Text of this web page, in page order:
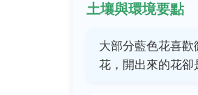
土壤與環境要點
大部分藍色花喜
花，開出來的花卻